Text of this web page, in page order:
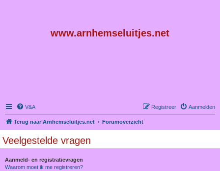
www.arnhemseluitjes.net
V&A Aanmelden
Registreer
Terug naar Arnhemseluitjes.net Forumoverzicht
Veelgestelde vragen
Aanmeld- en registratievragen
Waarom moet ik me registreren?